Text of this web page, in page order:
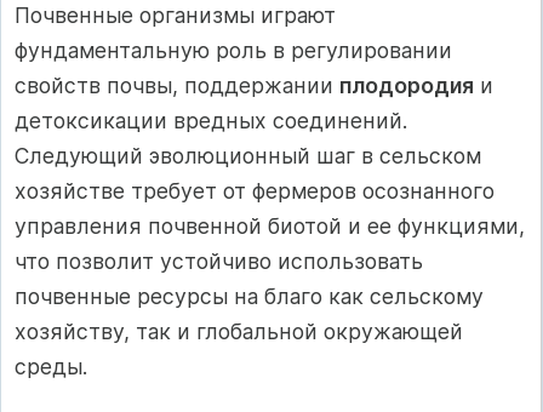
Почвенные организмы играют
фундаментальную роль в регулировании
свойств почвы, поддержании плодородия и
детоксикации вредных соединений.
Следующий эволюционный шаг в сельском
хозяйстве требует от фермеров осознанного
управления почвенной биотой и ее функциями,
что позволит устойчиво использовать
почвенные ресурсы на благо как сельскому
хозяйству, так и глобальной окружающей
среды.